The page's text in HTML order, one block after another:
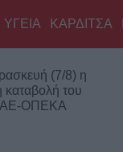
ΥΓΕΙΑ ΚΑΡΔΙΤΣΑ
(7/8) η
καταβολή του
ΟΠΕΚΑ